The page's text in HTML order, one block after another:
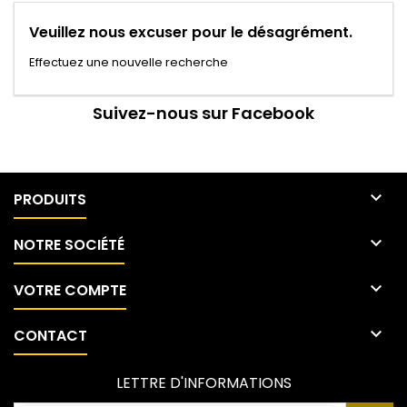
Veuillez nous excuser pour le désagrément.
Effectuez une nouvelle recherche
Suivez-nous sur Facebook
PRODUITS 
NOTRE SOCIÉTÉ 
VOTRE COMPTE 
CONTACT 
LETTRE D'INFORMATIONS